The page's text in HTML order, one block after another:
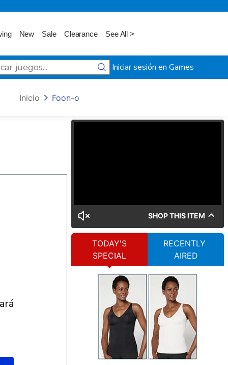
New Sale Clearance See All >
Iniciar sesión en Games
Inicio Foon-o
SHOP THIS ITEM
TODAY'S
SPECIAL
RECENTLY
AIRED